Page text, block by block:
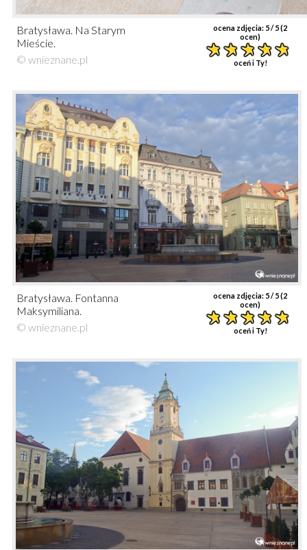
ocena zdjęcia: 5/ 5 (2
ocen)
oceń i Ty!
Bratysława. Na Starym
Mieście.
© wnieznane.pl
ocena zdjęcia: 5/ 5 (2
ocen)
oceń i Ty!
Bratysława. Fontanna
Maksymiliana.
© wnieznane.pl